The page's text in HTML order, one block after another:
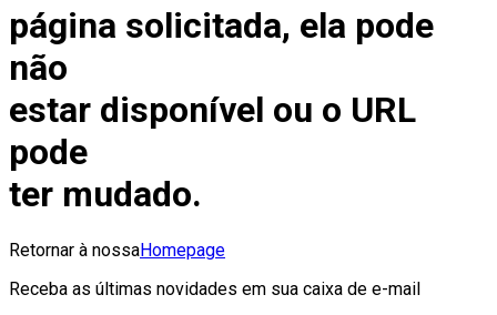
página solicitada, ela pode
não
estar disponível ou o URL
pode
ter mudado.
Retornar à nossaHomepage
Receba as últimas novidades em sua caixa de e-mail